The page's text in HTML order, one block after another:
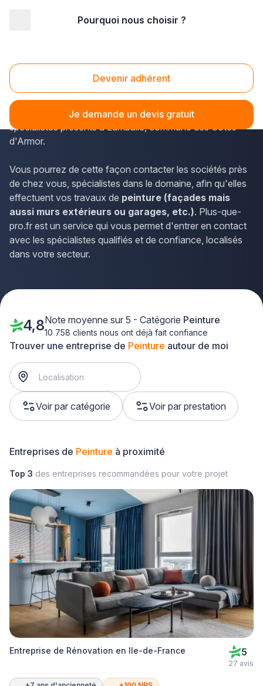
Pourquoi nous choisir ?
Devenir adhérent
Je demande un devis gratuit
Peinture Lamballe-Armor (22400)
Plus-que-pro.fr répertorie tous les métiers représentés en
Bretagne. Les peintres en bâtiment font partie des
spécialistes présents à Lamballe, commune des Côtes-
d'Armor.
Vous pourrez de cette façon contacter les sociétés près
de chez vous, spécialistes dans le domaine, afin qu'elles
effectuent vos travaux de peinture (façades mais
aussi murs extérieurs ou garages, etc.). Plus-que-
pro.fr est un service qui vous permet d'entrer en contact
avec les spécialistes qualifiés et de confiance, localisés
dans votre secteur.
Trouver une entreprise de Peinture autour de moi
Voir par catégorie Voir par prestation
4,8Note moyenne sur 5 - Catégorie Peinture
10 758 clients nous ont déjà fait confiance
Entreprises de Peinture à proximité
Top 3 des entreprises recommandées pour votre projet
Entreprise de Rénovation en Ile-de-France 5
27 avis